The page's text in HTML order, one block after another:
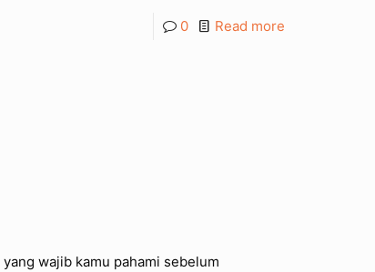
0 Read more
wajib kamu pahami sebelum